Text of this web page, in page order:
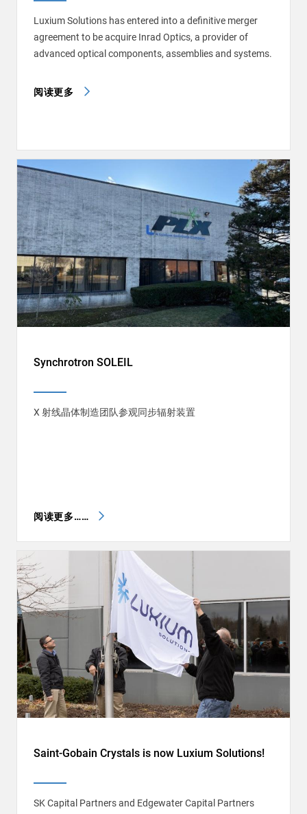
Luxium Solutions has entered into a definitive merger
agreement to be acquire Inrad Optics, a provider of
advanced optical components, assemblies and systems.
阅读更多
Synchrotron SOLEIL
X 射线晶体制造团队参观同步辐射装置
阅读更多……
Saint-Gobain Crystals is now Luxium Solutions!
SK Capital Partners and Edgewater Capital Partners